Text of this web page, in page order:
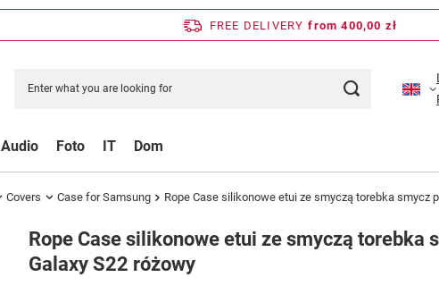
FREE DELIVERY from 400,00 zł
Audio Foto IT Dom
Covers Case for Samsung Rope Case silikonowe etui ze smyczą torebka smycz
Rope Case silikonowe etui ze smyczą torebka
Galaxy S22 różowy